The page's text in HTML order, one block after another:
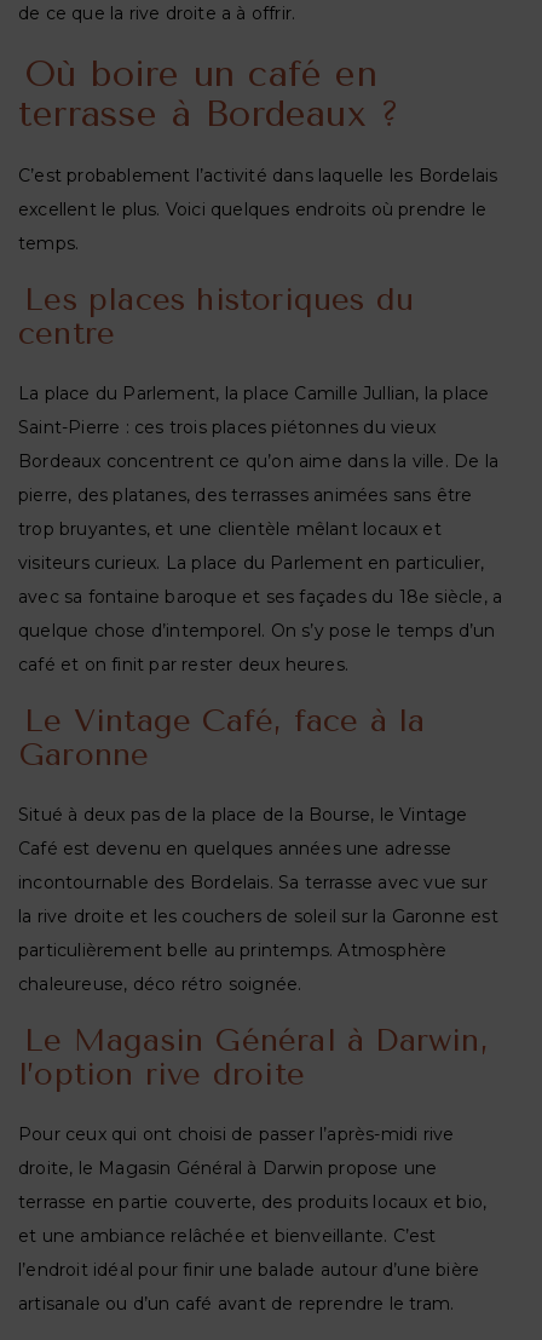
de ce que la rive droite a à offrir.
Où boire un café en
terrasse à Bordeaux ?
C’est probablement l’activité dans laquelle les Bordelais
excellent le plus. Voici quelques endroits où prendre le
temps.
Les places historiques du
centre
La place du Parlement, la place Camille Jullian, la place
Saint-Pierre : ces trois places piétonnes du vieux
Bordeaux concentrent ce qu’on aime dans la ville. De la
pierre, des platanes, des terrasses animées sans être
trop bruyantes, et une clientèle mêlant locaux et
visiteurs curieux. La place du Parlement en particulier,
avec sa fontaine baroque et ses façades du 18e siècle, a
quelque chose d’intemporel. On s’y pose le temps d’un
café et on finit par rester deux heures.
Le Vintage Café, face à la
Garonne
Situé à deux pas de la place de la Bourse, le Vintage
Café est devenu en quelques années une adresse
incontournable des Bordelais. Sa terrasse avec vue sur
la rive droite et les couchers de soleil sur la Garonne est
particulièrement belle au printemps. Atmosphère
chaleureuse, déco rétro soignée.
Le Magasin Général à Darwin,
l’option rive droite
Pour ceux qui ont choisi de passer l’après-midi rive
droite, le Magasin Général à Darwin propose une
terrasse en partie couverte, des produits locaux et bio,
et une ambiance relâchée et bienveillante. C’est
l’endroit idéal pour finir une balade autour d’une bière
artisanale ou d’un café avant de reprendre le tram.